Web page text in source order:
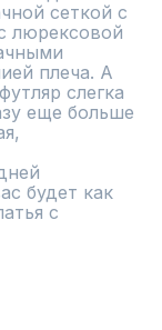
сеткой с
люрексовой
плеча. А
слегка
еще больше
будет как
с